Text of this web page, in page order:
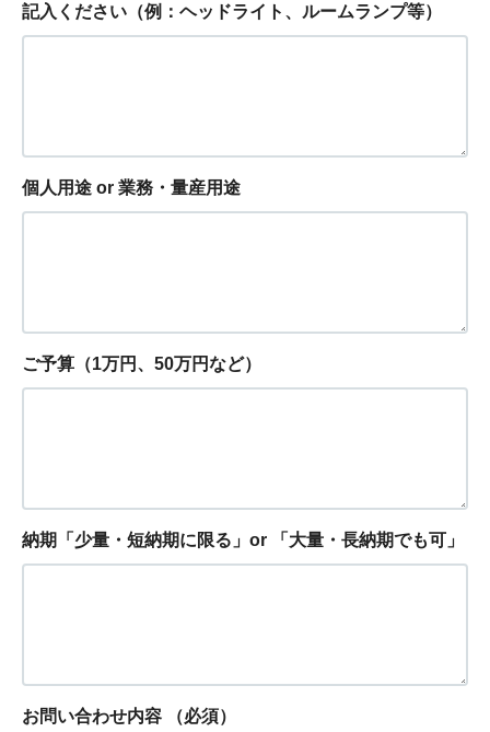
記入ください（例：ヘッドライト、ルームランプ等）
個人用途 or 業務・量産用途
ご予算（1万円、50万円など）
納期「少量・短納期に限る」or 「大量・長納期でも可」
お問い合わせ内容 （必須）